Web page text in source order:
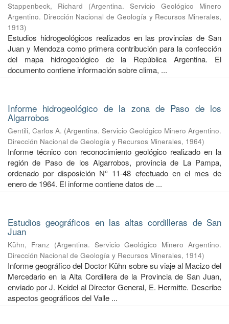
Stappenbeck, Richard (Argentina. Servicio Geológico Minero
Argentino. Dirección Nacional de Geología y Recursos Minerales,
1913)
Estudios hidrogeológicos realizados en las provincias de San
Juan y Mendoza como primera contribución para la confección
del mapa hidrogeológico de la República Argentina. El
documento contiene información sobre clima, ...
Informe hidrogeológico de la zona de Paso de los
Algarrobos
Gentili, Carlos A. (Argentina. Servicio Geológico Minero Argentino.
Dirección Nacional de Geología y Recursos Minerales, 1964)
Informe técnico con reconocimiento geológico realizado en la
región de Paso de los Algarrobos, provincia de La Pampa,
ordenado por disposición N° 11-48 efectuado en el mes de
enero de 1964. El informe contiene datos de ...
Estudios geográficos en las altas cordilleras de San
Juan
Kühn, Franz (Argentina. Servicio Geológico Minero Argentino.
Dirección Nacional de Geología y Recursos Minerales, 1914)
Informe geográfico del Doctor Kühn sobre su viaje al Macizo del
Mercedario en la Alta Cordillera de la Provincia de San Juan,
enviado por J. Keidel al Director General, E. Hermitte. Describe
aspectos geográficos del Valle ...